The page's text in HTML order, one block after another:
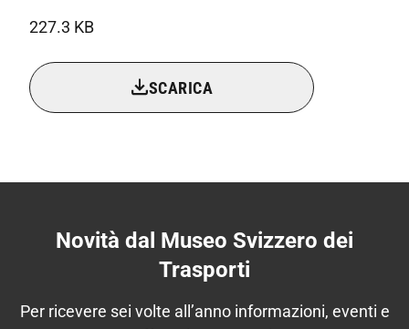
227.3 KB
SCARICA
Novità dal Museo Svizzero dei
Trasporti
Per ricevere sei volte all’anno informazioni, eventi e